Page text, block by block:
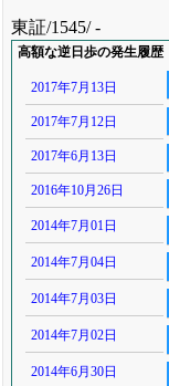
東証/1545/ -
高額な逆日歩の発生履歴
2017年7月13日
2017年7月12日
2017年6月13日
2016年10月26日
2014年7月01日
2014年7月04日
2014年7月03日
2014年7月02日
2014年6月30日